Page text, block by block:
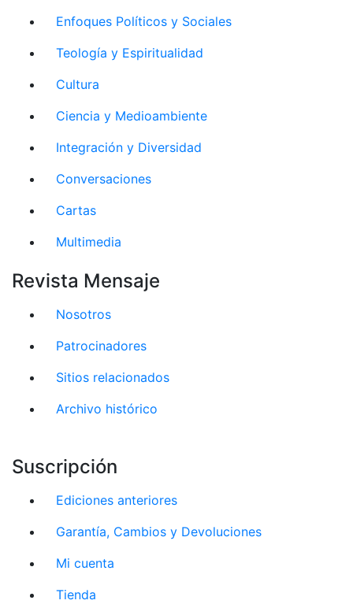
Enfoques Políticos y Sociales
Teología y Espiritualidad
Cultura
Ciencia y Medioambiente
Integración y Diversidad
Conversaciones
Cartas
Multimedia
Revista Mensaje
Nosotros
Patrocinadores
Sitios relacionados
Archivo histórico
Suscripción
Ediciones anteriores
Garantía, Cambios y Devoluciones
Mi cuenta
Tienda